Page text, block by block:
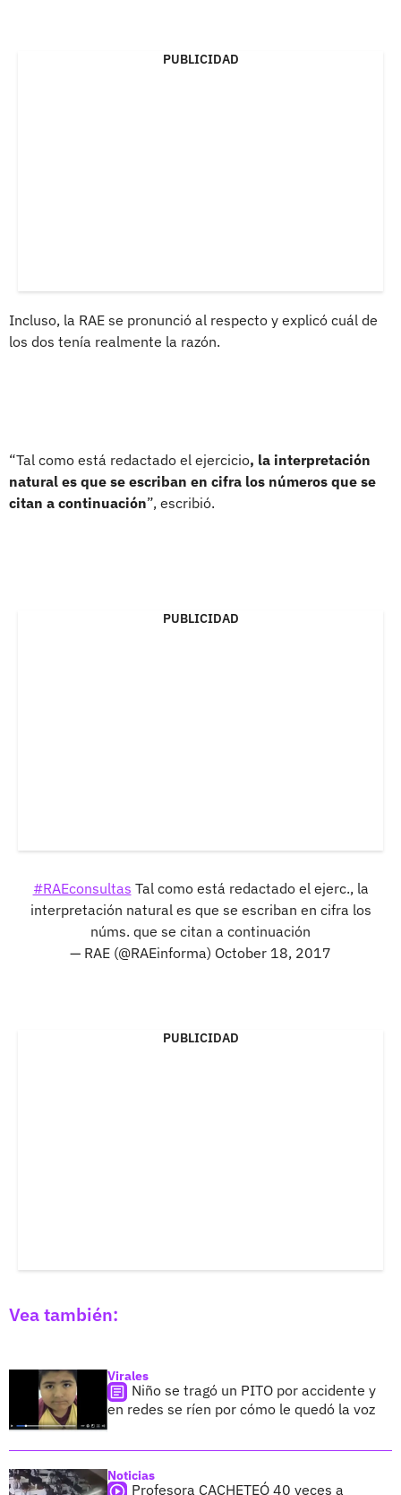
PUBLICIDAD
Incluso, la RAE se pronunció al respecto y explicó cuál de
los dos tenía realmente la razón.
“Tal como está redactado el ejercicio, la interpretación
natural es que se escriban en cifra los números que se
citan a continuación”, escribió.
PUBLICIDAD
#RAEconsultas Tal como está redactado el ejerc., la
interpretación natural es que se escriban en cifra los
núms. que se citan a continuación
— RAE (@RAEinforma) October 18, 2017
PUBLICIDAD
Vea también:
Virales
Niño se tragó un PITO por accidente y
en redes se ríen por cómo le quedó la voz
Noticias
Profesora CACHETEÓ 40 veces a